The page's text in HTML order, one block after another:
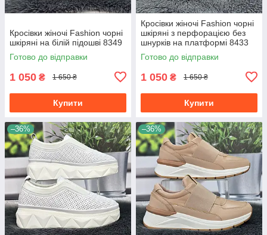
Кросівки жіночі Fashion чорні
шкіряні на білій підошві 8349
Готово до відправки
1 050 ₴ 1 650 ₴
Купити
Кросівки жіночі Fashion чорні
шкіряні з перфорацією без
шнурків на платформі 8433
Готово до відправки
1 050 ₴ 1 650 ₴
Купити
–36% –36%